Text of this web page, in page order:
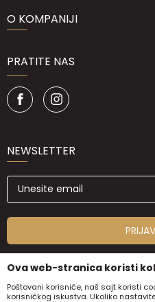
O KOMPANIJI
PRATITE NAS
NEWSLETTER
Ova web-stranica koristi
Poštovani korisniče, naš sajt koristi
korisničkog iskustva. Ukoliko